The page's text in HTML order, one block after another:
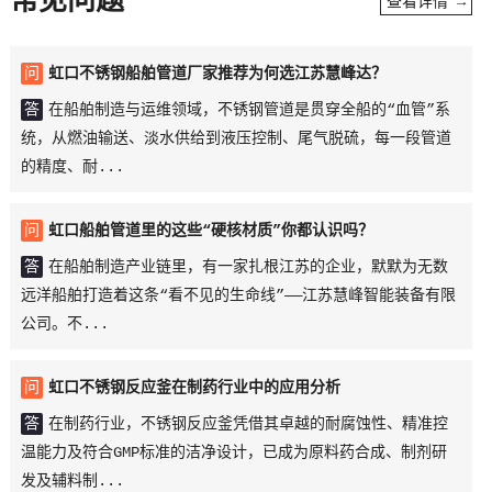
问 虹口不锈钢船舶管道厂家推荐为何选江苏慧峰达？
答 在船舶制造与运维领域，不锈钢管道是贯穿全船的“血管”系
统，从燃油输送、淡水供给到液压控制、尾气脱硫，每一段管道
的精度、耐...
问 虹口船舶管道里的这些“硬核材质”你都认识吗？
答 在船舶制造产业链里，有一家扎根江苏的企业，默默为无数
远洋船舶打造着这条“看不见的生命线”——江苏慧峰智能装备有限
公司。不...
问 虹口不锈钢反应釜在制药行业中的应用分析
答 在制药行业，不锈钢反应釜凭借其卓越的耐腐蚀性、精准控
温能力及符合GMP标准的洁净设计，已成为原料药合成、制剂研
发及辅料制...